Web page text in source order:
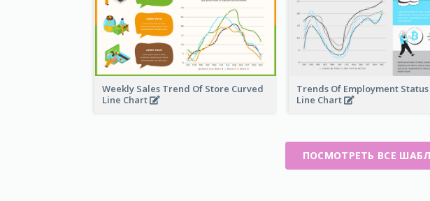
Weekly Sales Trend Of Store Curved
Line Chart
Trends Of Employment
Line Chart
ПОСМОТРЕТЬ ВСЕ